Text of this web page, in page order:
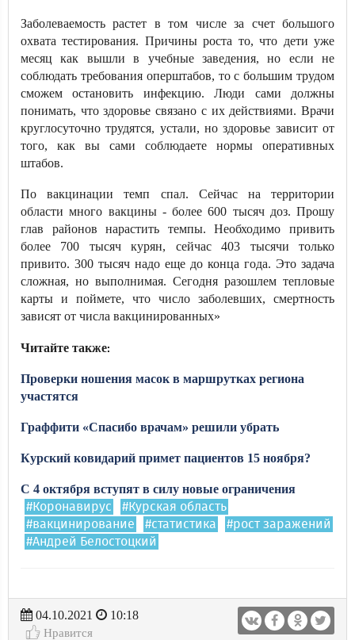
Заболеваемость растет в том числе за счет большого
охвата тестирования. Причины роста то, что дети уже
месяц как вышли в учебные заведения, но если не
соблюдать требования оперштабов, то с большим трудом
сможем остановить инфекцию. Люди сами должны
понимать, что здоровье связано с их действиями. Врачи
круглосуточно трудятся, устали, но здоровье зависит от
того, как вы сами соблюдаете нормы оперативных
штабов.
По вакцинации темп спал. Сейчас на территории
области много вакцины - более 600 тысяч доз. Прошу
глав районов нарастить темпы. Необходимо привить
более 700 тысяч курян, сейчас 403 тысячи только
привито. 300 тысяч надо еще до конца года. Это задача
сложная, но выполнимая. Сегодня разошлем тепловые
карты и поймете, что число заболевших, смертность
зависят от числа вакцинированных»
Читайте также:
Проверки ношения масок в маршрутках региона
участятся
Граффити «Спасибо врачам» решили убрать
Курский ковидарий примет пациентов 15 ноября?
С 4 октября вступят в силу новые ограничения
#Коронавирус
#Курская область
#вакцинирование
#статистика
#рост заражений
#Андрей Белостоцкий
04.10.2021
10:18
Нравится